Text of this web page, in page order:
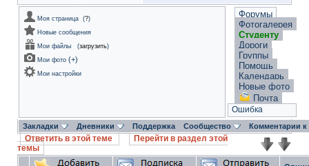
Моя страница (?)
Новые сообщения
Мои файлы
(загрузить)
Мои фото (+)
Мои настройки
Форумы
Фотогалерея
Студенту
Дороги
Группы
Помощь
Календарь
Новые фото
Почта
Ошибка
Закладки Дневники Поддержка Сообщество Комментарии
Ответить в этой теме
Перейти в раздел этой
темы